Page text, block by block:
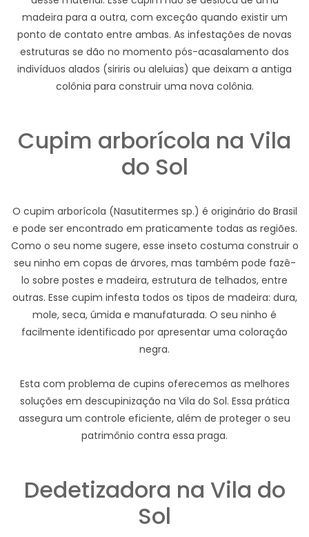
madeira para a outra, com exceção quando existir um
ponto de contato entre ambas. As infestações de novas
estruturas se dão no momento pós-acasalamento dos
indivíduos alados (siriris ou aleluias) que deixam a antiga
colônia para construir uma nova colônia.
Cupim arborícola na Vila
do Sol
O cupim arborícola (Nasutitermes sp.) é originário do Brasil
e pode ser encontrado em praticamente todas as regiões.
Como o seu nome sugere, esse inseto costuma construir o
seu ninho em copas de árvores, mas também pode fazê-
lo sobre postes e madeira, estrutura de telhados, entre
outras. Esse cupim infesta todos os tipos de madeira: dura,
mole, seca, úmida e manufaturada. O seu ninho é
facilmente identificado por apresentar uma coloração
negra.
Esta com problema de cupins oferecemos as melhores
soluções em descupinização na Vila do Sol. Essa prática
assegura um controle eficiente, além de proteger o seu
patrimônio contra essa praga.
Dedetizadora na Vila do
Sol